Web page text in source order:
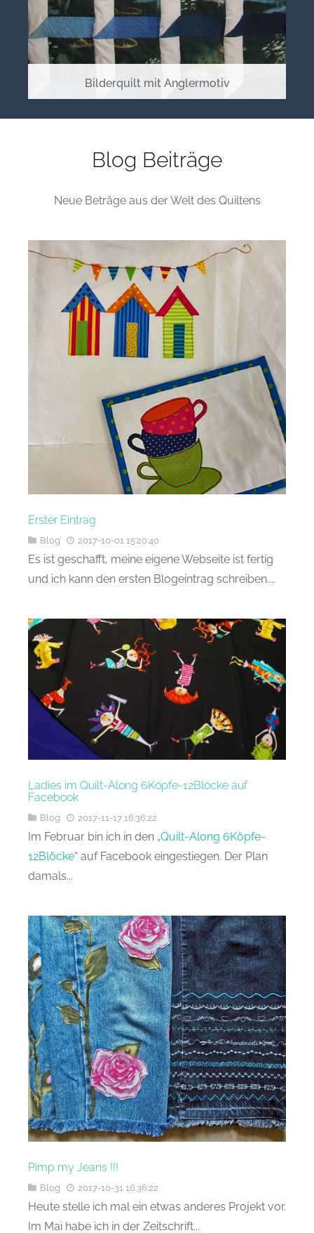
Bilderquilt mit Anglermotiv
Blog Beiträge
Neue Beträge aus der Welt des Quiltens
Erster Eintrag
Blog 2017-10-01 15:20:40
Es ist geschafft, meine eigene Webseite ist fertig
und ich kann den ersten Blogeintrag schreiben....
Ladies im Quilt-Along 6Köpfe-12Blöcke auf
Facebook
Blog 2017-11-17 16:36:22
Im Februar bin ich in den „Quilt-Along 6Köpfe-
12Blöcke“ auf Facebook eingestiegen. Der Plan
damals...
Pimp my Jeans !!!
Blog 2017-10-31 16:36:22
Heute stelle ich mal ein etwas anderes Projekt vor.
Im Mai habe ich in der Zeitschrift...